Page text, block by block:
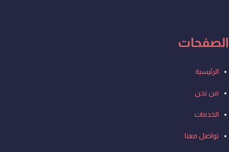
الصفحات
Menuالرئيسية
من نحن
الخدمات
تواصل معنا